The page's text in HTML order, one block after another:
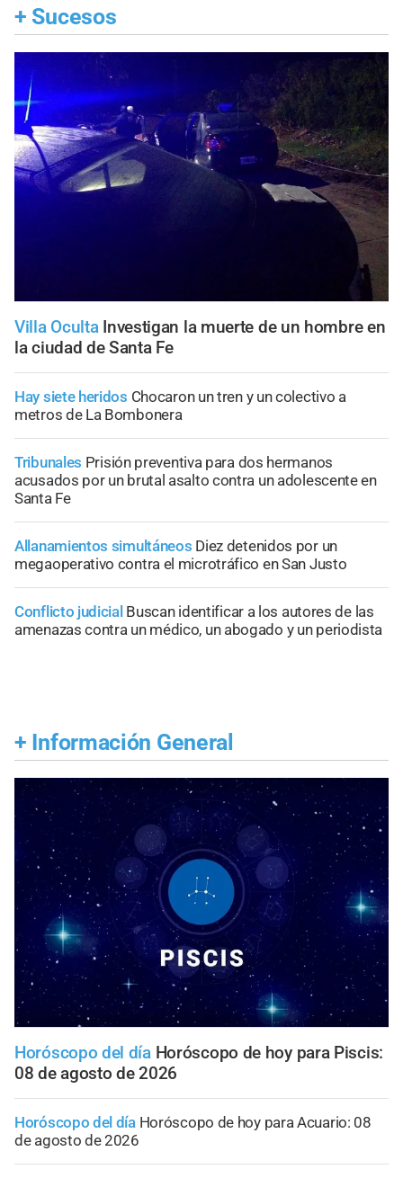
+ Sucesos
Villa Oculta Investigan la muerte de un hombre en
la ciudad de Santa Fe
Hay siete heridos Chocaron un tren y un colectivo a
metros de La Bombonera
Tribunales Prisión preventiva para dos hermanos
acusados por un brutal asalto contra un adolescente en
Santa Fe
Allanamientos simultáneos Diez detenidos por un
megaoperativo contra el microtráfico en San Justo
Conflicto judicial Buscan identificar a los autores de las
amenazas contra un médico, un abogado y un periodista
+ Información General
Horóscopo del día Horóscopo de hoy para Piscis:
08 de agosto de 2026
Horóscopo del día Horóscopo de hoy para Acuario: 08
de agosto de 2026